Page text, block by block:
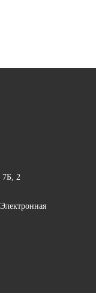
7Б, 2
Электронная